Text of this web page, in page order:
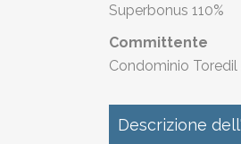
Superbonus 110%
Committente
Condominio Toredil
Descrizione